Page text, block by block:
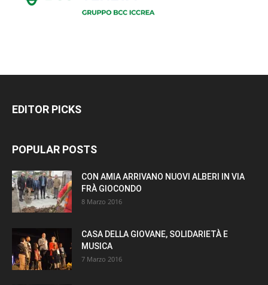
EDITOR PICKS
POPULAR POSTS
CON AMIA ARRIVANO NUOVI ALBERI IN VIA
FRÀ GIOCONDO
8 Marzo 2016
CASA DELLA GIOVANE, SOLIDARIETÀ E
MUSICA
7 Marzo 2016